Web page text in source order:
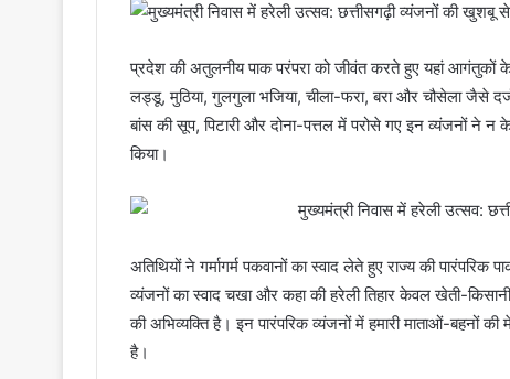
प्रदेश की अतुलनीय पाक परंपरा को जीवंत करते हुए यहां आगंतुकों
लड्डू, मुठिया, गुलगुला भजिया, चीला-फरा, बरा और चौसेला जैसे
बांस की सूप, पिटारी और दोना-पत्तल में परोसे गए इन व्यंजनों ने
किया।
अतिथियों ने गर्मागर्म पकवानों का स्वाद लेते हुए राज्य की
व्यंजनों का स्वाद चखा और कहा की हरेली तिहार केवल खेती-
की अभिव्यक्ति है। इन पारंपरिक व्यंजनों में हमारी माताओं-बहनों
है।